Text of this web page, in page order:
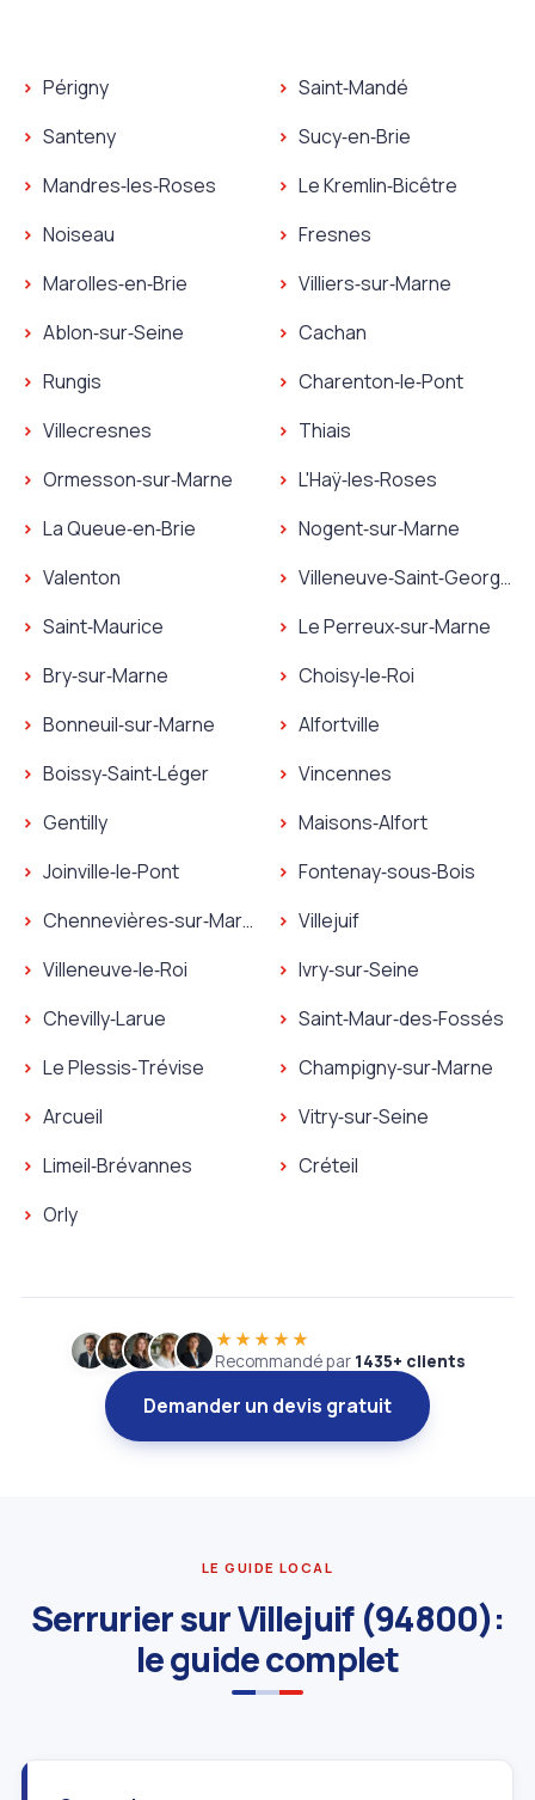
Périgny
Santeny
Mandres‑les‑Roses
Noiseau
Marolles‑en‑Brie
Ablon‑sur‑Seine
Rungis
Villecresnes
Ormesson‑sur‑Marne
La Queue‑en‑Brie
Valenton
Saint‑Maurice
Bry‑sur‑Marne
Bonneuil‑sur‑Marne
Boissy‑Saint‑Léger
Gentilly
Joinville‑le‑Pont
Chennevières‑sur‑Marne
Villeneuve‑le‑Roi
Chevilly‑Larue
Le Plessis‑Trévise
Arcueil
Limeil‑Brévannes
Orly
Saint‑Mandé
Sucy‑en‑Brie
Le Kremlin‑Bicêtre
Fresnes
Villiers‑sur‑Marne
Cachan
Charenton‑le‑Pont
Thiais
L'Haÿ‑les‑Roses
Nogent‑sur‑Marne
Villeneuve‑Saint‑Georges
Le Perreux‑sur‑Marne
Choisy‑le‑Roi
Alfortville
Vincennes
Maisons‑Alfort
Fontenay‑sous‑Bois
Villejuif
Ivry‑sur‑Seine
Saint‑Maur‑des‑Fossés
Champigny‑sur‑Marne
Vitry‑sur‑Seine
Créteil
★★★★★
Recommandé par 1435+ clients
Demander un devis gratuit
LE GUIDE LOCAL
Serrurier sur Villejuif (94800):
le guide complet